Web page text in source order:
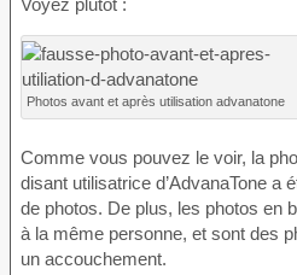
Photos avant et après utilisation advanatone
Comme vous pouvez le voir, la
disant utilisatrice d’AdvanaTone a
de photos. De plus, les photos en
à la même personne, et sont des
un accouchement.